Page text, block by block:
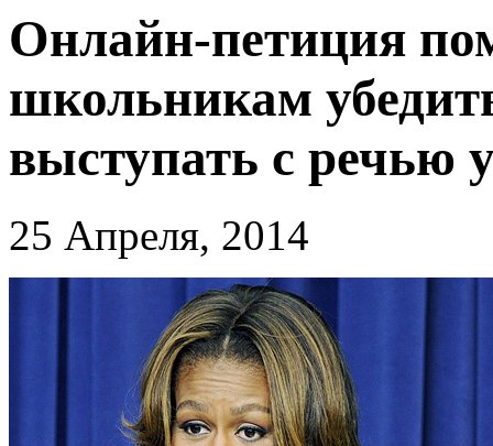
Онлайн-петиция
школьникам
выступать с речью
25 Апреля, 2014